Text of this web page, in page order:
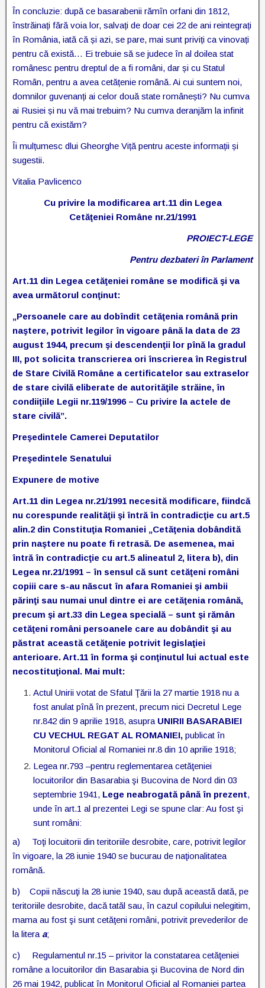
În concluzie: după ce basarabenii rămîn orfani din 1812,
înstrăinați fără voia lor, salvați de doar cei 22 de ani reintegrați
în România, iată că și azi, se pare, mai sunt priviți ca vinovați
pentru că există… Ei trebuie să se judece în al doilea stat
românesc pentru dreptul de a fi români, dar și cu Statul
Român, pentru a avea cetățenie română. Ai cui suntem noi,
domnilor guvenanți ai celor două state românești? Nu cumva
ai Rusiei și nu vă mai trebuim? Nu cumva deranjăm la infinit
pentru că existăm?
Îi mulțumesc dlui Gheorghe Viță pentru aceste informații și
sugestii.
Vitalia Pavlicenco
Cu privire la modificarea art.11 din Legea
Cetăţeniei Române nr.21/1991
PROIECT-LEGE
Pentru dezbateri în Parlament
Art.11 din Legea cetăţeniei române se modifică şi va
avea următorul conţinut:
„Persoanele care au dobîndit cetăţenia română prin
naştere, potrivit legilor în vigoare până la data de 23
august 1944, precum şi descendenţii lor pînă la gradul
III, pot solicita transcrierea ori înscrierea în Registrul
de Stare Civilă Române a certificatelor sau extraselor
de stare civilă eliberate de autorităţile străine, în
condiiţiile Legii nr.119/1996 – Cu privire la actele de
stare civilă”.
Preşedintele Camerei Deputatilor
Preşedintele Senatului
Expunere de motive
Art.11 din Legea nr.21/1991 necesită modificare, fiindcă
nu corespunde realităţii şi întră în contradicţie cu art.5
alin.2 din Constituţia Romaniei „Cetăţenia dobândită
prin naştere nu poate fi retrasă. De asemenea, mai
întră în contradicţie cu art.5 alineatul 2, litera b), din
Legea nr.21/1991 – în sensul că sunt cetăţeni români
copiii care s-au născut în afara Romaniei şi ambii
părinţi sau numai unul dintre ei are cetăţenia română,
precum şi art.33 din Legea specială – sunt şi rămân
cetăţeni români persoanele care au dobândit şi au
păstrat această cetăţenie potrivit legislaţiei
anterioare. Art.11 în forma şi conţinutul lui actual este
necostituţional. Mai mult:
Actul Unirii votat de Sfatul Ţării la 27 martie 1918 nu a
fost anulat pînă în prezent, precum nici Decretul Lege
nr.842 din 9 aprilie 1918, asupra UNIRII BASARABIEI
CU VECHUL REGAT AL ROMANIEI, publicat în
Monitorul Oficial al Romaniei nr.8 din 10 aprilie 1918;
Legea nr.793 –pentru reglementarea cetăţeniei
locuitorilor din Basarabia şi Bucovina de Nord din 03
septembrie 1941, Lege neabrogată până în prezent,
unde în art.1 al prezentei Legi se spune clar: Au fost şi
sunt români:
a) Toţi locuitorii din teritoriile desrobite, care, potrivit legilor
în vigoare, la 28 iunie 1940 se bucurau de naţionalitatea
română.
b) Copii născuţi la 28 iunie 1940, sau după această dată, pe
teritoriile desrobite, dacă tatăl sau, în cazul copilului nelegitim,
mama au fost şi sunt cetăţeni români, potrivit prevederilor de
la litera a;
c) Regulamentul nr.15 – privitor la constatarea cetăţeniei
române a locuitorilor din Basarabia şi Bucovina de Nord din
26 mai 1942, publicat în Monitorul Oficial al Romaniei partea